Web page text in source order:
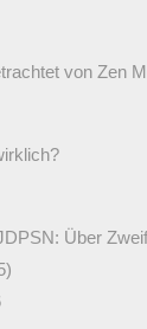
von Zen
Über